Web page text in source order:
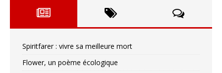
Spiritfarer : vivre sa meilleure mort
Flower, un poème écologique